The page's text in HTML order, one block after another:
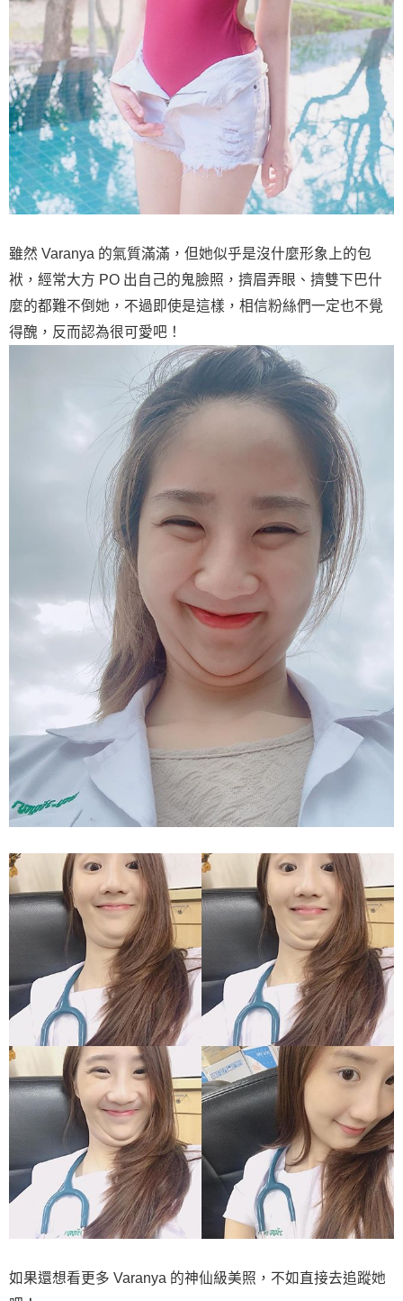
雖然 Varanya 的氣質滿滿，但她似乎是沒什麼形象上的包
袱，經常大方 PO 出自己的鬼臉照，擠眉弄眼、擠雙下巴什
麼的都難不倒她，不過即使是這樣，相信粉絲們一定也不覺
得醜，反而認為很可愛吧！
如果還想看更多 Varanya 的神仙級美照，不如直接去追蹤她